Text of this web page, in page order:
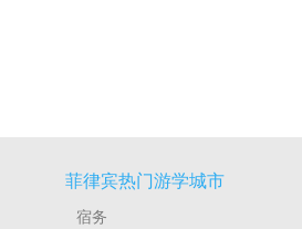
菲律宾热门游学城市
宿务